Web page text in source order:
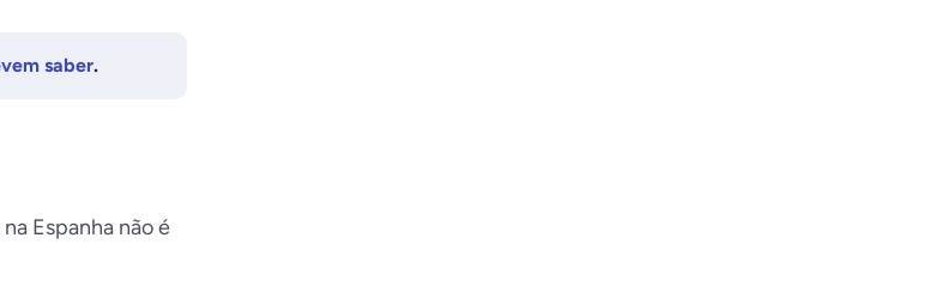
saber.
Espanha não é